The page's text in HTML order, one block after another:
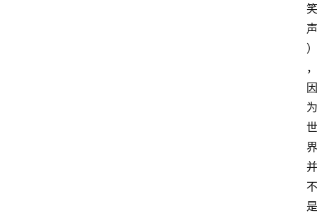
笑
声
）
，
因
为
世
界
并
不
是